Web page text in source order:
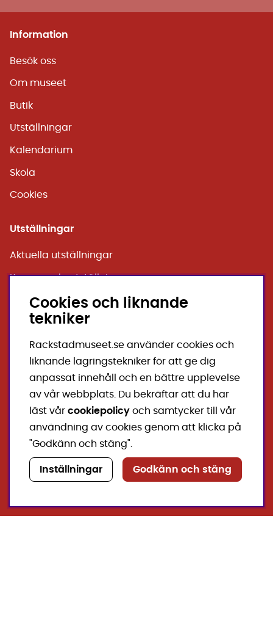
Information
Besök oss
Om museet
Butik
Utställningar
Kalendarium
Skola
Cookies
Utställningar
Aktuella utställningar
Kommande utställningar
Tidigare utställningar
Sponsorer
Verksamheten vid Rackstadmuseet genomförs med
bistånd från Arvika Kommun och Region Värmland.
Huvudsponsor för Rackstadmuseet ärWestra
Wermlands Sparbank. Vi är också mycket
tacksamma för stödet från våra övriga sponsorer.
Kontakt
Cookies och liknande
tekniker
Rackstadmuseet.se använder cookies och
liknande lagringstekniker för att ge dig
anpassat innehåll och en bättre upplevelse
av vår webbplats. Du bekräftar att du har
läst vår cookiepolicy och samtycker till vår
användning av cookies genom att klicka på
"Godkänn och stäng".
Inställningar Godkänn och stäng